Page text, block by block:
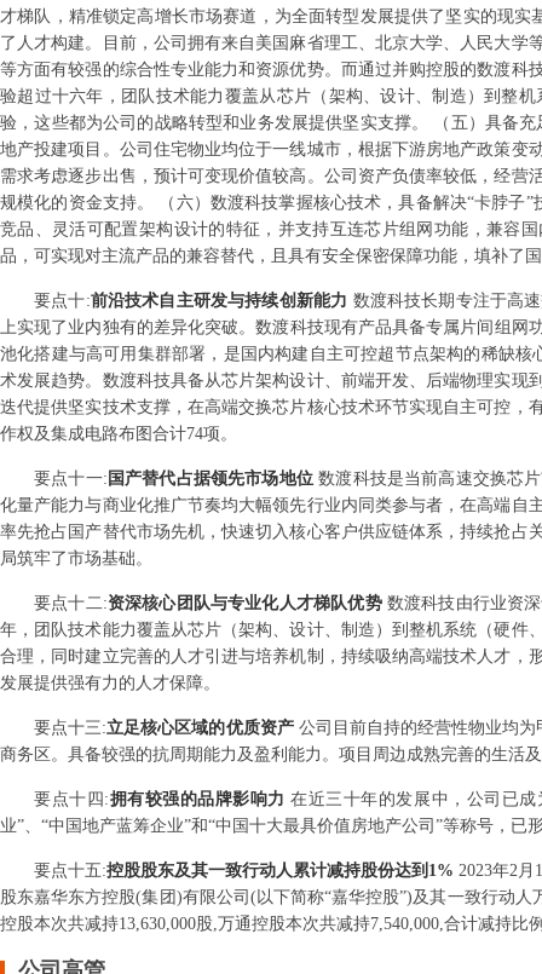
才梯队，精准锁定高增长市场赛道，为全面转型发展提供了坚实的现
了人才构建。目前，公司拥有来自美国麻省理工、北京大学、人民大
等方面有较强的综合性专业能力和资源优势。而通过并购控股的数渡
验超过十六年，团队技术能力覆盖从芯片（架构、设计、制造）到整
验，这些都为公司的战略转型和业务发展提供坚实支撑。 （五）具备
地产投建项目。公司住宅物业均位于一线城市，根据下游房地产政策
需求考虑逐步出售，预计可变现价值较高。公司资产负债率较低，经
规模化的资金支持。 （六）数渡科技掌握核心技术，具备解决“卡脖子
竞品、灵活可配置架构设计的特征，并支持互连芯片组网功能，兼容
品，可实现对主流产品的兼容替代，且具有安全保密保障功能，填补了
要点十:前沿技术自主研发与持续创新能力 数渡科技长期专注于高
上实现了业内独有的差异化突破。数渡科技现有产品具备专属片间组网
池化搭建与高可用集群部署，是国内构建自主可控超节点架构的稀缺
术发展趋势。数渡科技具备从芯片架构设计、前端开发、后端物理实
迭代提供坚实技术支撑，在高端交换芯片核心技术环节实现自主可控
作权及集成电路布图合计74项。
要点十一: 国产替代占据领先市场地位数渡科技是当前高速交换芯
化量产能力与商业化推广节奏均大幅领先行业内同类参与者，在高端
率先抢占国产替代市场先机，快速切入核心客户供应链体系，持续抢
局筑牢了市场基础。
要点十二:资深核心团队与专业化人才梯队优势 数渡科技由行业资
年，团队技术能力覆盖从芯片（架构、设计、制造）到整机系统（硬
合理，同时建立完善的人才引进与培养机制，持续吸纳高端技术人才
发展提供强有力的人才保障。
要点十三:立足核心区域的优质资产 公司目前自持的经营性物业均
商务区。具备较强的抗周期能力及盈利能力。项目周边成熟完善的生活
要点十四 :拥有较强的品牌影响力在近三十年的发展中，公司已
业”、“中国地产蓝筹企业”和“中国十大最具价值房地产公司”等称号，已
要点十五:控股股东及其一致行动人累计减持股份达到1% 2023年2
股东嘉华东方控股(集团)有限公司(以下简称“嘉华控股”)及其一致行动
控股本次共减持13,630,000股,万通控股本次共减持7,540,000,合计减持比